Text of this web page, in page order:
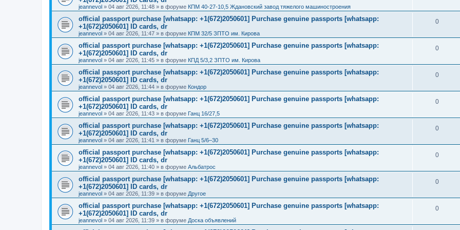
jeannevol » 04 авг 2026, 11:48 » в форуме КПМ 40-27-10,5 Ждановский завод тяжелого машиностроения
official passport purchase [whatsapp: +1(672)2050601] Purchase genuine passports [whatsapp:
+1(672)2050601] ID cards, dr
jeannevol » 04 авг 2026, 11:47 » в форуме КПМ 32/5 ЗПТО им. Кирова
0
official passport purchase [whatsapp: +1(672)2050601] Purchase genuine passports [whatsapp:
+1(672)2050601] ID cards, dr
jeannevol » 04 авг 2026, 11:45 » в форуме КПД 5/3,2 ЗПТО им. Кирова
0
official passport purchase [whatsapp: +1(672)2050601] Purchase genuine passports [whatsapp:
+1(672)2050601] ID cards, dr
jeannevol » 04 авг 2026, 11:44 » в форуме Кондор
0
official passport purchase [whatsapp: +1(672)2050601] Purchase genuine passports [whatsapp:
+1(672)2050601] ID cards, dr
jeannevol » 04 авг 2026, 11:43 » в форуме Ганц 16/27,5
0
official passport purchase [whatsapp: +1(672)2050601] Purchase genuine passports [whatsapp:
+1(672)2050601] ID cards, dr
jeannevol » 04 авг 2026, 11:41 » в форуме Ганц 5/6–30
0
official passport purchase [whatsapp: +1(672)2050601] Purchase genuine passports [whatsapp:
+1(672)2050601] ID cards, dr
jeannevol » 04 авг 2026, 11:40 » в форуме Альбатрос
0
official passport purchase [whatsapp: +1(672)2050601] Purchase genuine passports [whatsapp:
+1(672)2050601] ID cards, dr
jeannevol » 04 авг 2026, 11:39 » в форуме Другое
0
official passport purchase [whatsapp: +1(672)2050601] Purchase genuine passports [whatsapp:
+1(672)2050601] ID cards, dr
jeannevol » 04 авг 2026, 11:39 » в форуме Доска объявлений
0